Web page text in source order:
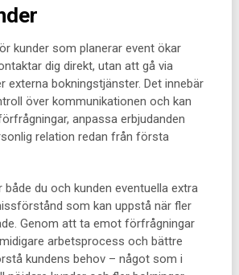
kunder som planerar event ökar
dig direkt, utan att gå via
externa bokningstjänster. Det innebär
över kommunikationen och kan
anpassa erbjudanden
relation redan från första
du och kunden eventuella extra
som kan uppstå när fler
Genom att ta emot förfrågningar
arbetsprocess och bättre
kundens behov – något som i